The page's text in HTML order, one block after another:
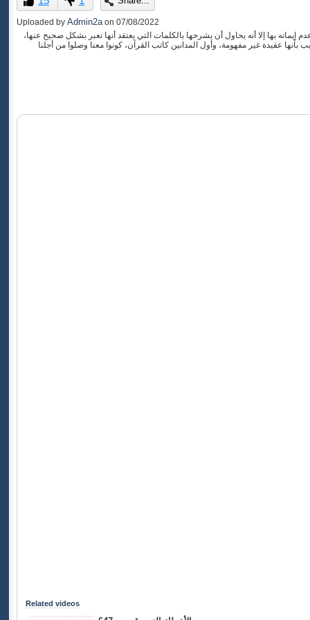
of
0
seconds
Uploaded by Admin2a on 07/08/2022
بها إلا أنه يحاول أن يشرحها بالكلمات التي يعتقد أنها تعبر بشكل صحيح عنها،
عقيدة غير مفهومة، وأول المدانين كاتب القرآن، كونوا معنا وصلوا من أجلنا
Related videos